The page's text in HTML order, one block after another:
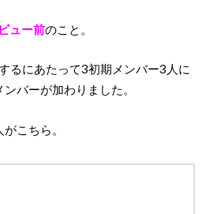
ュー前のこと。
るにあたって3初期メンバー3人に
ンバーが加わりました。
こちら。